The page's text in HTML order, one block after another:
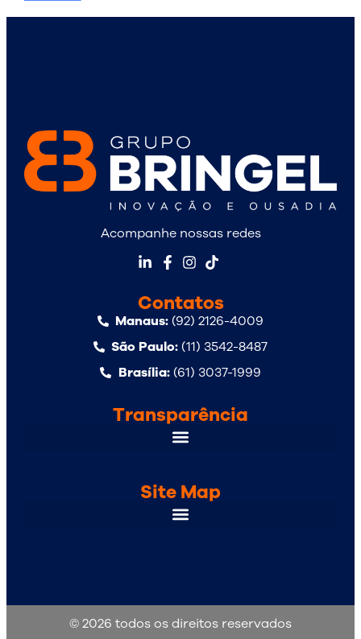
Acompanhe nossas redes
Site Map
Transparência
Contatos
Manaus:(92) 2126-4009
São Paulo:(11) 3542-8487
Brasília:(61) 3037-1999
© 2026 todos os direitos reservados